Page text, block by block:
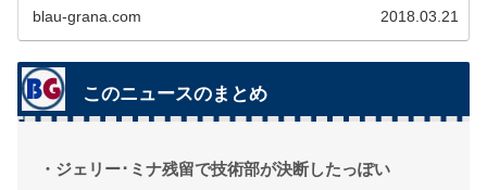
blau-grana.com 2018.03.21
このニュースのまとめ
・ジェリー･ミナ残留で技術部が決断したっぽい